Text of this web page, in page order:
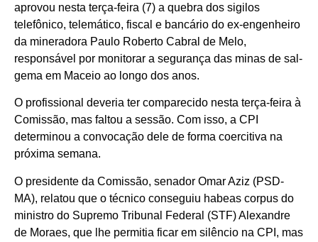
aprovou nesta terça-feira (7) a quebra dos sigilos
telefônico, telemático, fiscal e bancário do ex-engenheiro
da mineradora Paulo Roberto Cabral de Melo,
responsável por monitorar a segurança das minas de sal-
gema em Maceio ao longo dos anos.
O profissional deveria ter comparecido nesta terça-feira à
Comissão, mas faltou a sessão. Com isso, a CPI
determinou a convocação dele de forma coercitiva na
próxima semana.
O presidente da Comissão, senador Omar Aziz (PSD-
MA), relatou que o técnico conseguiu habeas corpus do
ministro do Supremo Tribunal Federal (STF) Alexandre
de Moraes, que lhe permitia ficar em silêncio na CPI, mas